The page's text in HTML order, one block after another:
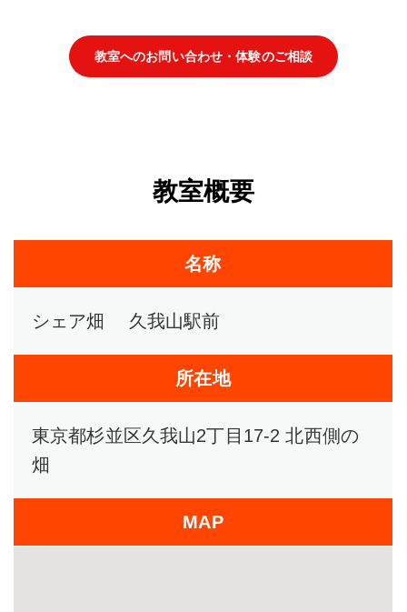
教室へのお問い合わせ・体験のご相談
教室概要
名称
シェア畑 久我山駅前
所在地
東京都杉並区久我山2丁目17-2 北西側の
畑
MAP